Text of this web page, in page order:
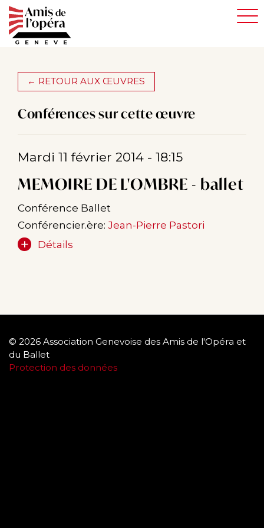
Aller
au
contenu
← RETOUR AUX ŒUVRES
Conférences sur cette œuvre
Mardi 11 février 2014 - 18:15
MEMOIRE DE L'OMBRE - ballet
Conférence Ballet
Conférencier.ère: Jean-Pierre Pastori
Détails
© 2026 Association Genevoise des Amis de l'Opéra et
du Ballet
Protection des données